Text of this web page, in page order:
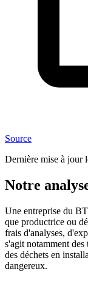
Source
Dernière mise à jour
Notre
Une entreprise du
que productrice ou
frais d'analyses,
s'agit notamment
des déchets en
dangereux.